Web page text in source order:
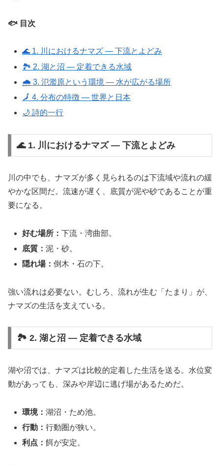
🐟 目次
🌊 1. 川におけるナマズ ― 下流とよどみ
🏞️ 2. 湖と沼 ― 定着できる水域
🌧️ 3. 氾濫原という環境 ― 水が広がる場所
🗾 4. 分布の特徴 ― 世界と日本
🌙 詩的一行
🌊 1. 川におけるナマズ ― 下流とよどみ
川の中でも、ナマズが多く見られるのは下流域や流れの緩
やかな区間だ。流速が遅く、底質が泥や砂であることが重
要になる。
好む場所：下流・湾曲部。
底質：泥・砂。
隠れ場：倒木・石の下。
強い流れは必要ない。むしろ、流れが生む「たまり」が、
ナマズの生活を支えている。
🏞️ 2. 湖と沼 ― 定着できる水域
湖や沼では、ナマズは比較的定着した生活を送る。水位変
動があっても、深みや岸辺に逃げ場があるためだ。
環境：湖沼・ため池。
行動：行動圏が狭い。
利点：餌が安定。